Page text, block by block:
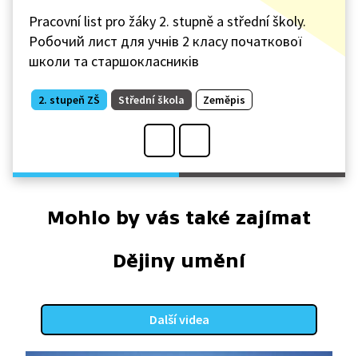
Pracovní list pro žáky 2. stupně a střední školy.
Робочий лист для учнів 2 класу початкової
школи та старшокласників
2. stupeň ZŠ Střední škola Zeměpis
Mohlo by vás také zajímat
Dějiny umění
Další videa